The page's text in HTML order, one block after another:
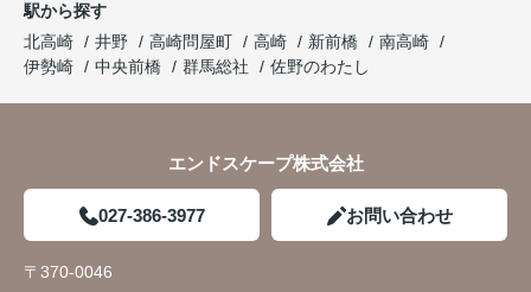
駅から探す
北高崎
井野 高崎問屋町 高崎 新前橋
南高崎
伊勢崎
中央前橋 群馬総社 佐野のわたし
エンドスケープ株式会社
027-386-3977 お問い合わせ
〒370-0046